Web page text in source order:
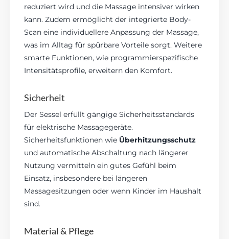
reduziert wird und die Massage intensiver wirken
kann. Zudem ermöglicht der integrierte Body-
Scan eine individuellere Anpassung der Massage,
was im Alltag für spürbare Vorteile sorgt. Weitere
smarte Funktionen, wie programmierspezifische
Intensitätsprofile, erweitern den Komfort.
Sicherheit
Der Sessel erfüllt gängige Sicherheitsstandards
für elektrische Massagegeräte.
Sicherheitsfunktionen wie Überhitzungsschutz
und automatische Abschaltung nach längerer
Nutzung vermitteln ein gutes Gefühl beim
Einsatz, insbesondere bei längeren
Massagesitzungen oder wenn Kinder im Haushalt
sind.
Material & Pflege